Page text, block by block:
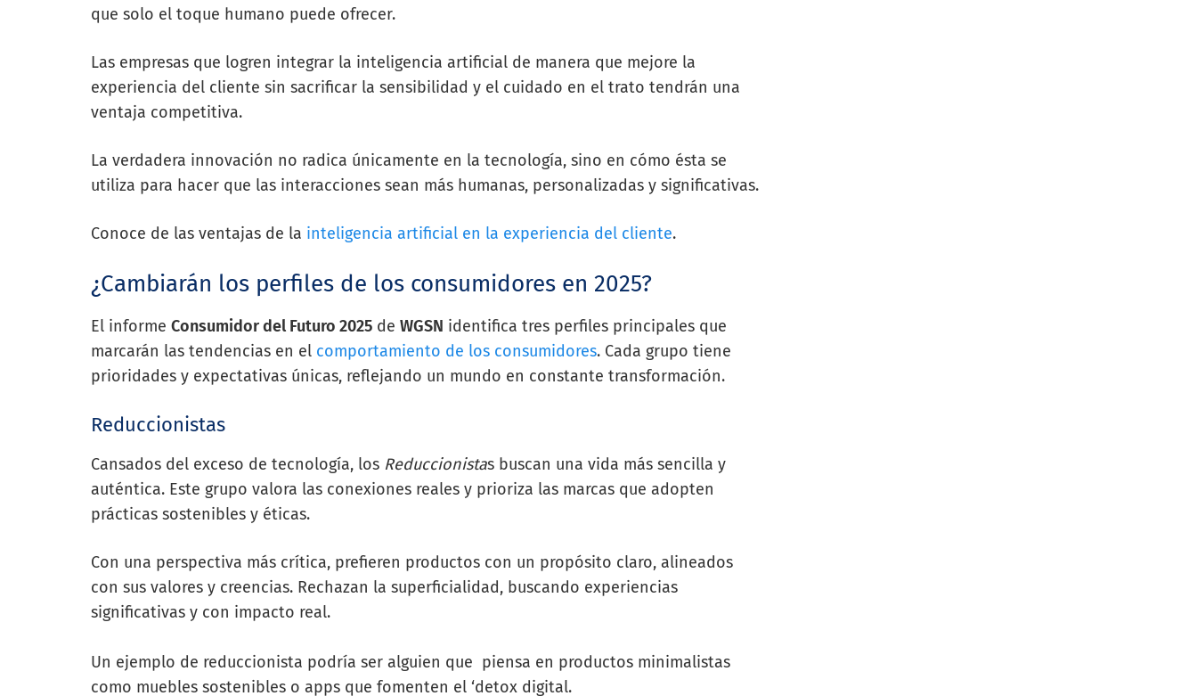
que solo el toque humano puede ofrecer.
Las empresas que logren integrar la inteligencia artificial de manera que mejore la
experiencia del cliente sin sacrificar la sensibilidad y el cuidado en el trato tendrán una
ventaja competitiva.
La verdadera innovación no radica únicamente en la tecnología, sino en cómo ésta se
utiliza para hacer que las interacciones sean más humanas, personalizadas y significativas.
Conoce de las ventajas de la inteligencia artificial en la experiencia del cliente.
¿Cambiarán los perfiles de los consumidores en 2025?
El informe Consumidor del Futuro 2025 de WGSN identifica tres perfiles principales que
marcarán las tendencias en el comportamiento de los consumidores. Cada grupo tiene
prioridades y expectativas únicas, reflejando un mundo en constante transformación.
Reduccionistas
Cansados del exceso de tecnología, los Reduccionistas buscan una vida más sencilla y
auténtica. Este grupo valora las conexiones reales y prioriza las marcas que adopten
prácticas sostenibles y éticas.
Con una perspectiva más crítica, prefieren productos con un propósito claro, alineados
con sus valores y creencias. Rechazan la superficialidad, buscando experiencias
significativas y con impacto real.
Un ejemplo de reduccionista podría ser alguien que piensa en productos minimalistas
como muebles sostenibles o apps que fomenten el ‘detox digital.